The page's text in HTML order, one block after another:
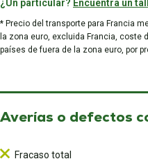
¿Un particular? Encuentra un
* Precio del transporte para Francia
la zona euro, excluida Francia, coste
países de fuera de la zona euro, por
Averías o defectos
Fracaso total